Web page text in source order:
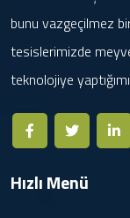
bunu vazgeçilmez
tesislerimizde
teknolojiye
Hızlı Menü